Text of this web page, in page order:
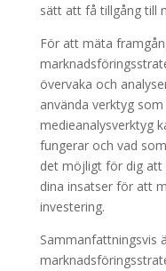
sätt att få tillgång till
För att mäta
övervaka och
använda verktyg
medieanalysverktyg
fungerar och vad
det möjligt för dig att
dina insatser för att
investering.
Sammanfattningsvis